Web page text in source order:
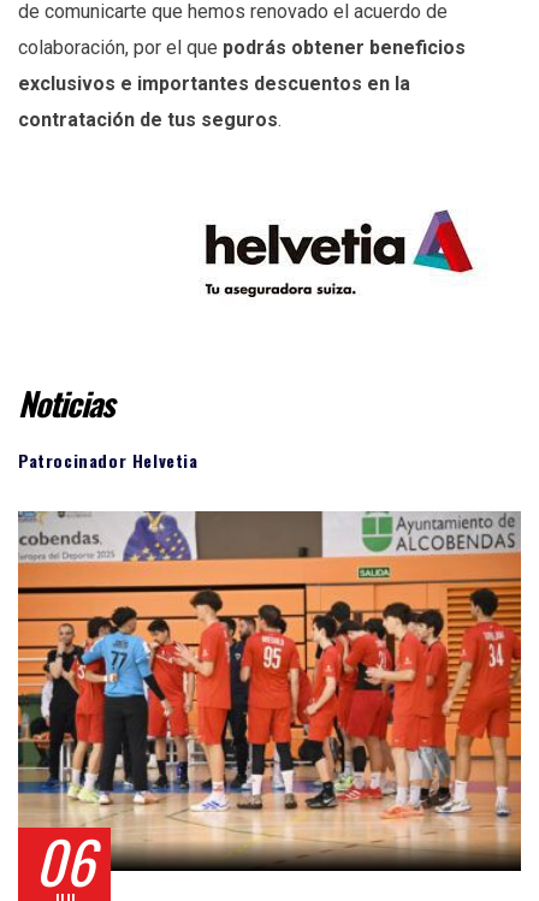
de comunicarte que hemos renovado el acuerdo de
colaboración, por el que podrás obtener beneficios
exclusivos e importantes descuentos en la
contratación de tus seguros.
Noticias
Patrocinador Helvetia
06